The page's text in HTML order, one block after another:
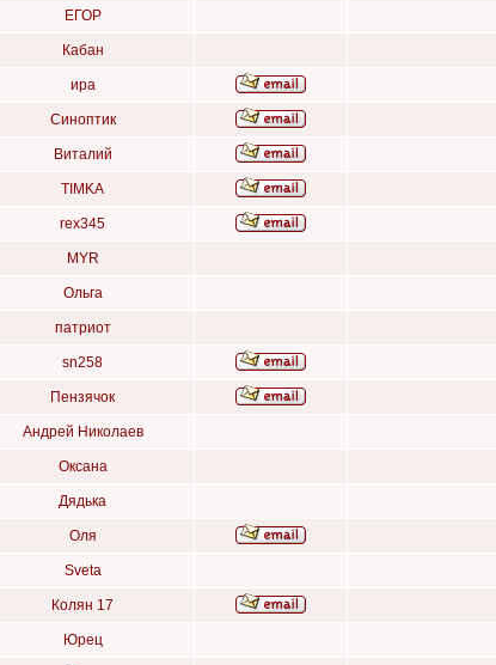
ЕГОР
Кабан
ира
Синоптик
Виталий
TIMKA
rex345
MYR
Ольга
патриот
sn258
Пензячок
Андрей Николаев
Оксана
Дядька
Оля
Sveta
Колян 17
Юрец